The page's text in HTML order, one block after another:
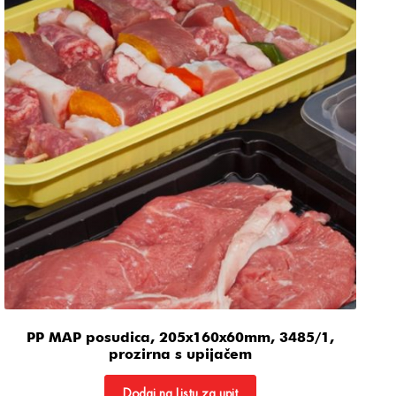
PP MAP posudica, 205x160x60mm, 3485/1,
prozirna s upijačem